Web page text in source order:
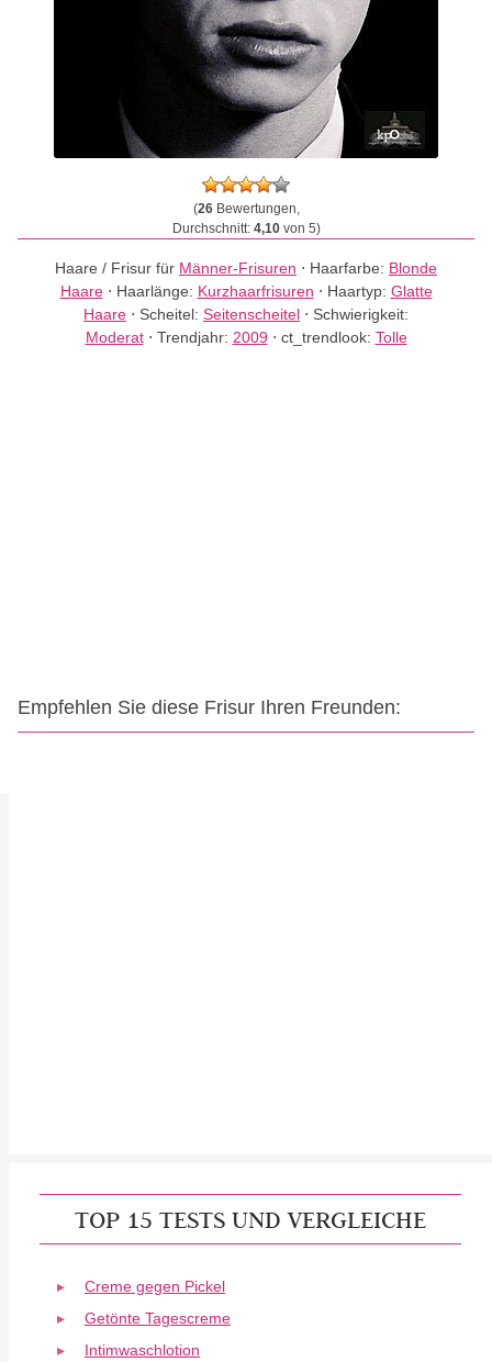
(26Bewertungen,
Durchschnitt: 4,10von 5)
Haare / Frisur für Männer-Frisuren ⋅ Haarfarbe: Blonde
Haare⋅ Haarlänge: Kurzhaarfrisuren ⋅ Haartyp: Glatte
Haare ⋅ Scheitel: Seitenscheitel ⋅ Schwierigkeit:
Moderat⋅ Trendjahr: 2009 ⋅ ct_trendlook: Tolle
Empfehlen Sie diese Frisur Ihren Freunden:
TOP 15 TESTS UND VERGLEICHE
Creme gegen Pickel
Getönte Tagescreme
Intimwaschlotion